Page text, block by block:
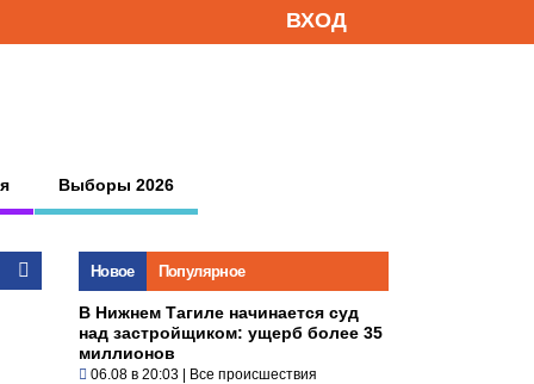
ВХОД
Выборы 2026
Новое Популярное
В Нижнем Тагиле начинается суд
над застройщиком: ущерб более 35
миллионов
06.08 в 20:03 | Все происшествия